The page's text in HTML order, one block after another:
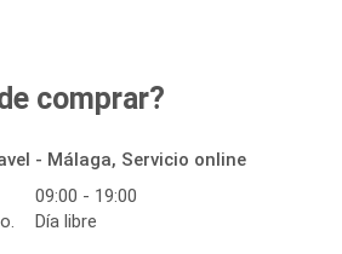
comprar?
- Málaga, Servicio online
09:00 - 19:00
Día libre